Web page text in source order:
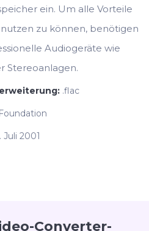
ein. Um alle Vorteile
zu können, benötigen
Audiogeräte wie
Stereoanlagen.
.flac
Juli 2001
Converter-